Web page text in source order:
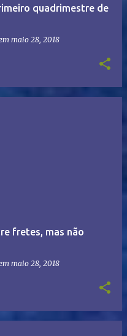
quadrimestre de
maio 28, 2018
fretes, mas não
maio 28, 2018